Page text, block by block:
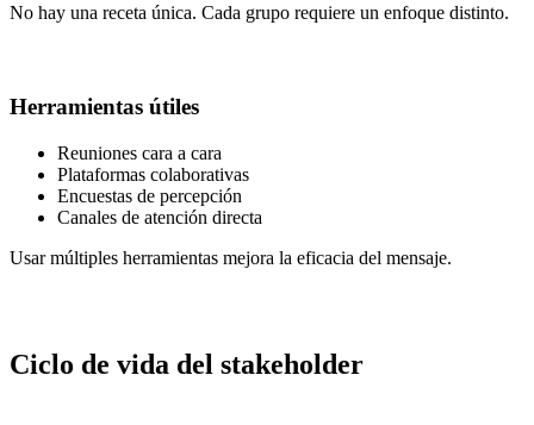
No hay una receta única. Cada grupo requiere un enfoque distinto.
Herramientas útiles
Reuniones cara a cara
Plataformas colaborativas
Encuestas de percepción
Canales de atención directa
Usar múltiples herramientas mejora la eficacia del mensaje.
Ciclo de vida del stakeholder